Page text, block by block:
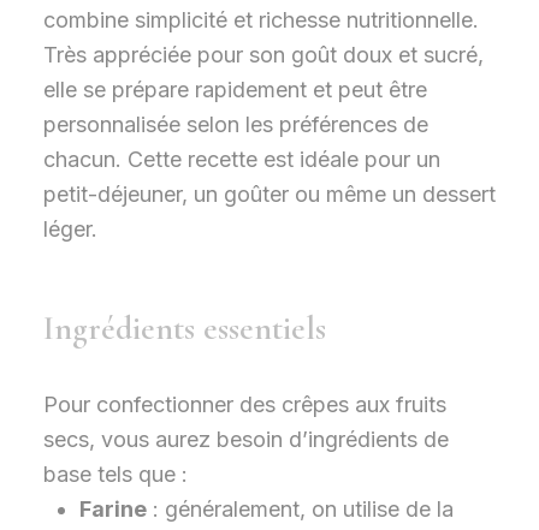
combine simplicité et richesse nutritionnelle.
Très appréciée pour son goût doux et sucré,
elle se prépare rapidement et peut être
personnalisée selon les préférences de
chacun. Cette recette est idéale pour un
petit-déjeuner, un goûter ou même un dessert
léger.
Ingrédients essentiels
Pour confectionner des crêpes aux fruits
secs, vous aurez besoin d’ingrédients de
base tels que :
Farine: généralement, on utilise de la